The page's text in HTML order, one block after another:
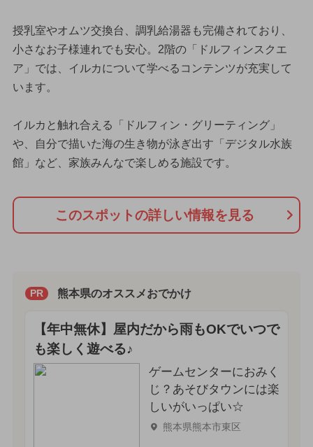
授乳室やオムツ交換台、調乳給湯器も完備されており、
小さなお子様連れでも安心。2階の「ドルフィンスクエ
ア」では、イルカについて学べるコンテンツが充実して
います。
イルカと触れ合える「ドルフィン・グリーティング」
や、自分で描いた海の生き物が泳ぎ出す「デジタル水族
館」など、家族みんなで楽しめる施設です。
このスポットの詳しい情報を見る
PR 熊本県のオススメおでかけ
【年中無休】屋内だから雨もOKでいつで
も楽しく遊べる♪
ゲームセンターにおみく
じ？あそびタウンには楽
しいがいっぱい☆
熊本県熊本市東区